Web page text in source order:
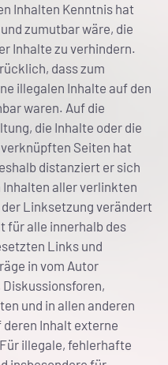
Inhalten Kenntnis hat
zumutbar wäre, die
Inhalte zu verhindern.
dass zum
illegalen Inhalte auf den
waren. Auf die
die Inhalte oder die
Seiten hat
distanziert er sich
aller verlinkten
Linksetzung verändert
für alle innerhalb des
Links und
in vom Autor
und in allen anderen
deren Inhalt externe
illegale, fehlerhafte